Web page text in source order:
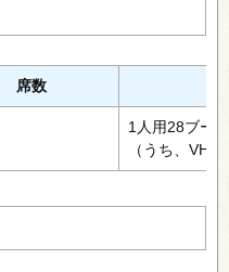
席数
1人用28ブー
（うち、